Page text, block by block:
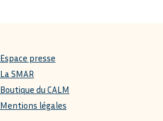
Espace presse
La SMAR
Boutique du CALM
Mentions légales